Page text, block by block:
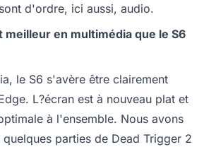
d'ordre, ici aussi, audio.
meilleur en multimédia que le S6
le S6 s'avère être clairement
L?écran est à nouveau plat et
à l'ensemble. Nous avons
parties de Dead Trigger 2